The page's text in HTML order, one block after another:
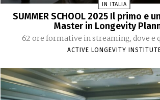
IN ITALIA
SUMMER SCHOOL 2025 Il primo e
Master in Longevity
62 ore formative in streaming, dove e
ACTIVE LONGEVITY